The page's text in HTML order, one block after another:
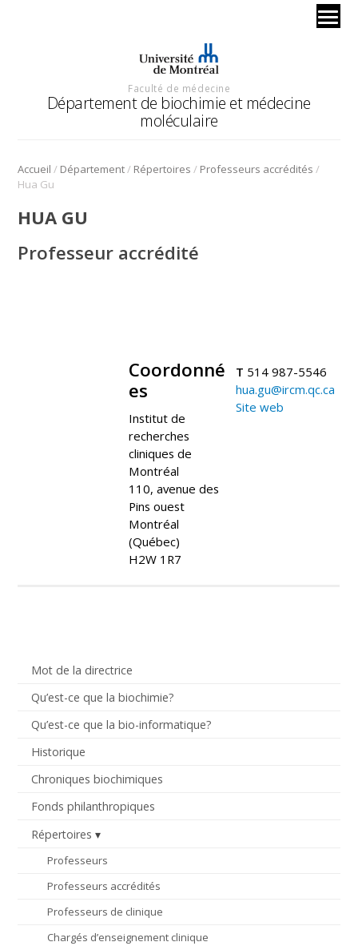
Faculté de médecine
Département de biochimie et médecine
moléculaire
Accueil / Département/ Répertoires / Professeurs accrédités /
Hua Gu
Mot de la directrice
Qu’est-ce que la biochimie?
Qu’est-ce que la bio-informatique?
Historique
Chroniques biochimiques
Fonds philanthropiques
Répertoires
Professeurs
Professeurs accrédités
Professeurs de clinique
Chargés d’enseignement clinique
HUA GU
Professeur accrédité
Coordonné
es
Institut de
recherches
cliniques de
Montréal
110, avenue des
Pins ouest
Montréal
(Québec)
H2W 1R7
T 514 987-5546
hua.gu@ircm.qc.ca
Site web